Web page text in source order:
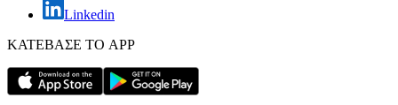
Linkedin
ΚΑΤΕΒΑΣΕ ΤΟ APP